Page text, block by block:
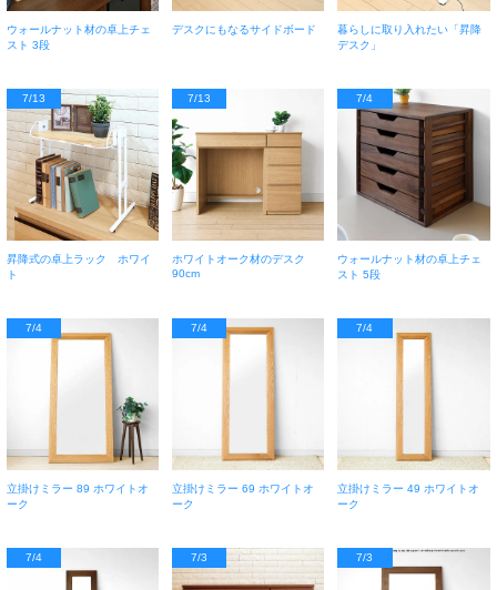
ウォールナット材の卓上チェ
スト 3段
デスクにもなるサイドボード
暮らしに取り入れたい「昇降
デスク」
7/13
昇降式の卓上ラック ホワイ
ト
7/13
ホワイトオーク材のデスク
90cm
7/4
ウォールナット材の卓上チェ
スト 5段
7/4
立掛けミラー 89 ホワイトオ
ーク
7/4
立掛けミラー 69 ホワイトオ
ーク
7/4
立掛けミラー 49 ホワイトオ
ーク
7/4 7/3 7/3